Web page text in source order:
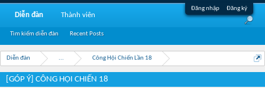
Đăng nhập Đăng ký
Diễn đàn ... Công Hội Chiến Lần 18
[GÓP Ý] CÔNG HỘI CHIẾN 18
Diễn đàn
Tìm kiếm diễn đàn Recent Posts
Thành viên